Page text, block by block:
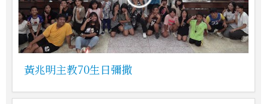
黃兆明主教70生日彌撒